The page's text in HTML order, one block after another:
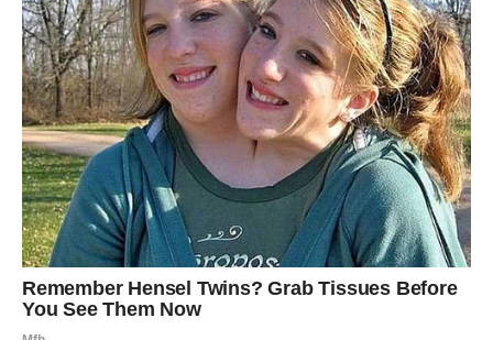
pronaći put ka ozdravljenju. Iako putovanje kroz tugu može biti
teško i izazovno, prema naprijed vodi svjetlo nade i mogućnost
ponovnog pronalaska sreće.
Ova žena, sa svojim iskustvom, postala je simbol nade za
druge koji prolaze kroz slične gubitke, pokazujući da uz trud i
podršku možemo pronaći put do svjetlosti čak i u najtamnijim
vremenima. Njena priča nije samo njena, već univerzalna, jer
mnogi se suočavaju s tugom i pronalaze snagu u zajedništvu i
ljubavi koju dijele s drugima.